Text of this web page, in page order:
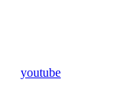
youtube